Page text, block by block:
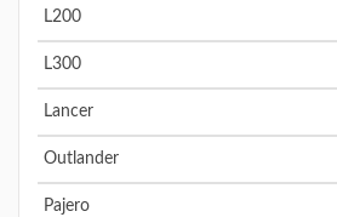
L200
L300
Lancer
Outlander
Pajero